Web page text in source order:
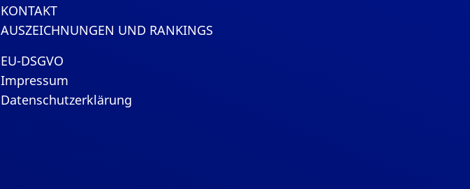
KONTAKT
AUSZEICHNUNGEN UND RANKINGS
EU-DSGVO
Impressum
Datenschutzerklärung